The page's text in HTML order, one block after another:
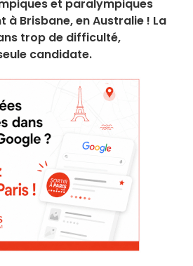
et paralympiques
à Brisbane, en Australie ! La
trop de difficulté,
candidate.